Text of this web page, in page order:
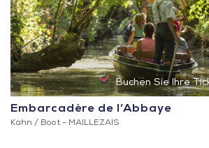
Buchen Sie Ihre
Embarcadère de l’Abbaye
Kahn / Boot - MAILLEZAIS